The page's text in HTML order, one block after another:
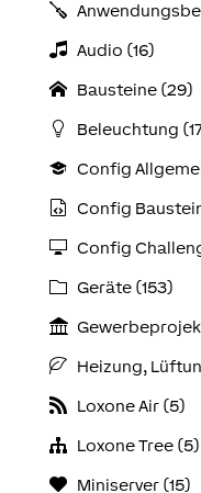
Audio (16)
Bausteine (29)
Beleuchtung
Config
Config
Config
Geräte (153)
Heizung,
Loxone Air (5)
Loxone Tree (5)
Miniserver (15)